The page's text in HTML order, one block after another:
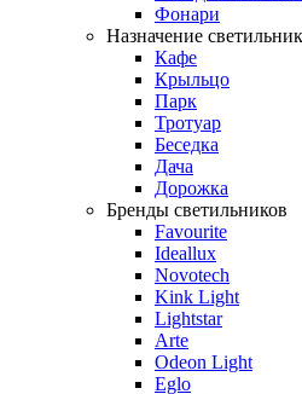
Фонари
Назначение
Кафе
Крыльцо
Парк
Тротуар
Беседка
Дача
Дорожка
Бренды светильников
Favourite
Ideallux
Novotech
Kink Light
Lightstar
Arte
Odeon Light
Eglo